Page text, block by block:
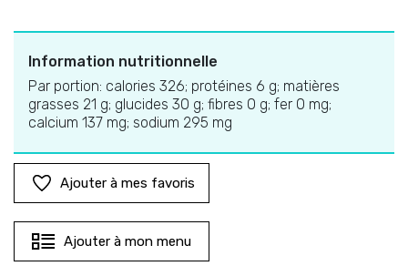
Information nutritionnelle
Par portion: calories 326; protéines 6 g; matières
grasses 21 g; glucides 30 g; fibres 0 g; fer 0 mg;
calcium 137 mg; sodium 295 mg
Ajouter à mes favoris
Ajouter à mon menu